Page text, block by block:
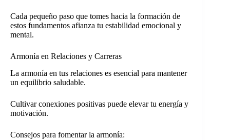
Cada pequeño paso que tomes hacia la formación de
estos fundamentos afianza tu estabilidad emocional y
mental.
Armonía en Relaciones y Carreras
La armonía en tus relaciones es esencial para mantener
un equilibrio saludable.
Cultivar conexiones positivas puede elevar tu energía y
motivación.
Consejos para fomentar la armonía: